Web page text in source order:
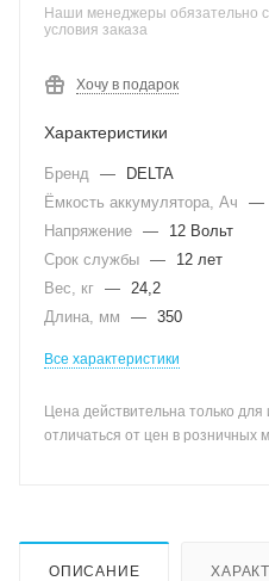
Наши менеджеры обязательно
условия заказа
Хочу в подарок
Характеристики
Бренд —
DELTA
Ёмкость аккумулятора, Ач
—
Напряжение —
12 Вольт
Срок службы —
12 лет
Вес, кг — 24,2
Длина, мм
— 350
Все характеристики
Цена действительна только
отличаться от цен в розничных
ОПИСАНИЕ